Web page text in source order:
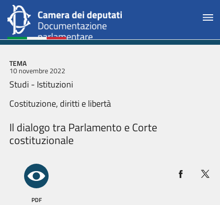
TEMA
10 novembre 2022
Studi - Istituzioni
Costituzione, diritti e libertà
Il dialogo tra Parlamento e Corte
costituzionale
PDF